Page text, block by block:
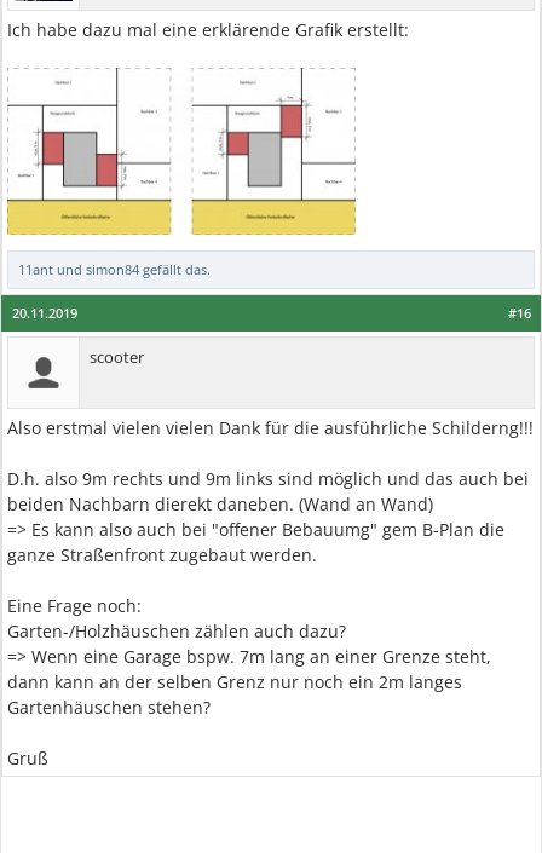
Ich habe dazu mal eine erklärende Grafik erstellt:
11ant und simon84 gefällt das.
#16
20.11.2019
scooter
Also erstmal vielen vielen Dank für die ausführliche Schilderng!!!
D.h. also 9m rechts und 9m links sind möglich und das auch bei
beiden Nachbarn dierekt daneben. (Wand an Wand)
=> Es kann also auch bei "offener Bebauumg" gem B-Plan die
ganze Straßenfront zugebaut werden.
Eine Frage noch:
Garten-/Holzhäuschen zählen auch dazu?
=> Wenn eine Garage bspw. 7m lang an einer Grenze steht,
dann kann an der selben Grenz nur noch ein 2m langes
Gartenhäuschen stehen?
Gruß